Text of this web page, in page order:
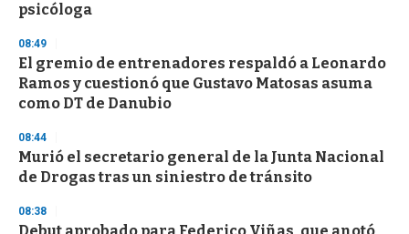
psicóloga
08:49
El gremio de entrenadores respaldó a Leonardo
Ramos y cuestionó que Gustavo Matosas asuma
como DT de Danubio
08:44
Murió el secretario general de la Junta Nacional
de Drogas tras un siniestro de tránsito
08:38